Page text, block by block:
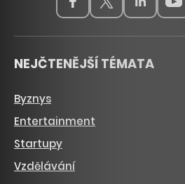
NEJČTENĚJŠÍ TÉMATA
Byznys
Entertainment
Startupy
Vzdělávání